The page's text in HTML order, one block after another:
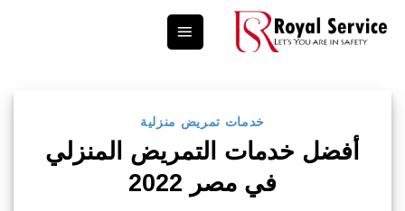
خدمات تمريض منزلية
أفضل خدمات التمريض المنزلي
في مصر 2022